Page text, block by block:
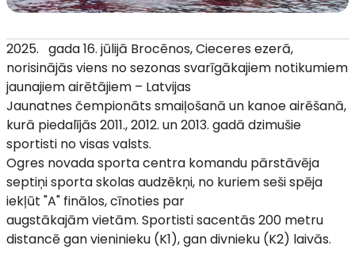
2025. gada 16. jūlijā Brocēnos, Cieceres ezerā,
norisinājās viens no sezonas svarīgākajiem notikumiem
jaunajiem airētājiem – Latvijas
Jaunatnes čempionāts smaiļošanā un kanoe airēšanā,
kurā piedalījās 2011., 2012. un 2013. gadā dzimušie
sportisti no visas valsts.
Ogres novada sporta centra komandu pārstāvēja
septiņi sporta skolas audzēkņi, no kuriem seši spēja
iekļūt "A" finālos, cīnoties par
augstākajām vietām. Sportisti sacentās 200 metru
distancē gan vieninieku (K1), gan divnieku (K2) laivās.